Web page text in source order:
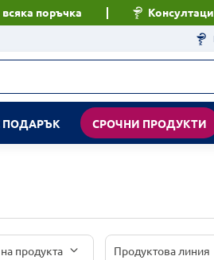
поръчка
ПОДАРЪК СРОЧНИ ПРОДУКТИ
продукта Продуктова линия